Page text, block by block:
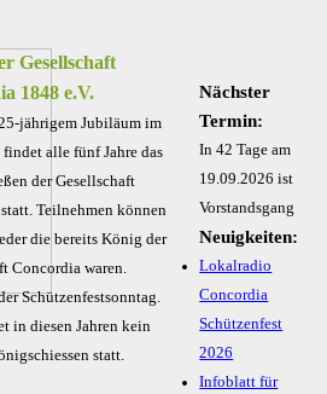
Gesellschaft
1848 e.V.
jährigem Jubiläum im
findet alle fünf Jahre das
der Gesellschaft
Teilnehmen können
die bereits König der
Concordia waren.
Schützenfestsonntag.
in diesen Jahren kein
statt.
Nächster
Termin:
In 42 Tage am
19.09.2026 ist
Vorstandsgang
Neuigkeiten:
Lokalradio
Concordia
Schützenfest
2026
Infoblatt für